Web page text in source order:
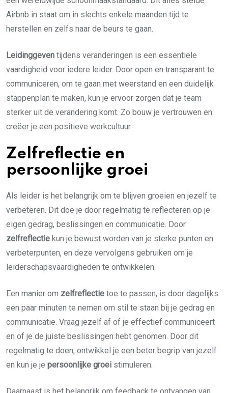
Airbnb in staat om in slechts enkele maanden tijd te
herstellen en zelfs naar de beurs te gaan.
Leidinggeven tijdens veranderingen is een essentiële
vaardigheid voor iedere leider. Door open en transparant te
communiceren, om te gaan met weerstand en een duidelijk
stappenplan te maken, kun je ervoor zorgen dat je team
sterker uit de verandering komt. Zo bouw je vertrouwen en
creëer je een positieve werkcultuur.
Zelfreflectie en
persoonlijke groei
Als leider is het belangrijk om te blijven groeien en jezelf te
verbeteren. Dit doe je door regelmatig te reflecteren op je
eigen gedrag, beslissingen en communicatie. Door
zelfreflectie kun je bewust worden van je sterke punten en
verbeterpunten, en deze vervolgens gebruiken om je
leiderschapsvaardigheden te ontwikkelen.
Een manier om zelfreflectie toe te passen, is door dagelijks
een paar minuten te nemen om stil te staan bij je gedrag en
communicatie. Vraag jezelf af of je effectief communiceert
en of je de juiste beslissingen hebt genomen. Door dit
regelmatig te doen, ontwikkel je een beter begrip van jezelf
en kun je je persoonlijke groei stimuleren.